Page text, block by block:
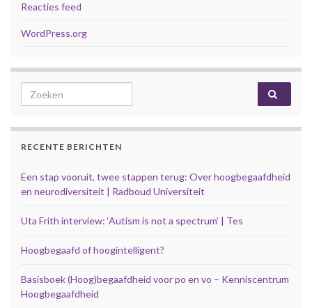
Reacties feed
WordPress.org
Search for:
RECENTE BERICHTEN
Een stap vooruit, twee stappen terug: Over hoogbegaafdheid
en neurodiversiteit | Radboud Universiteit
Uta Frith interview: ‘Autism is not a spectrum’ | Tes
Hoogbegaafd of hoogintelligent?
Basisboek (Hoog)begaafdheid voor po en vo – Kenniscentrum
Hoogbegaafdheid